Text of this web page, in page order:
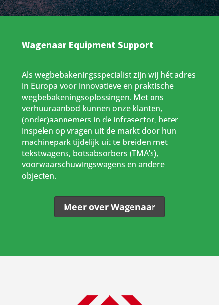
Wagenaar Equipment Support
Als wegbebakeningsspecialist zijn wij hét adres
in Europa voor innovatieve en praktische
wegbebakeningsoplossingen. Met ons
verhuuraanbod kunnen onze klanten,
(onder)aannemers in de infrasector, beter
inspelen op vragen uit de markt door hun
machinepark tijdelijk uit te breiden met
tekstwagens, botsabsorbers (TMA’s),
voorwaarschuwingswagens en andere
objecten.
Meer over Wagenaar